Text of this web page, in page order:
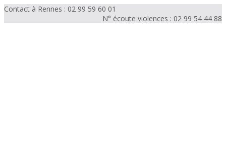
Contact à Rennes : 02 99 59 60 01
N° écoute violences : 02 99 54 44 88